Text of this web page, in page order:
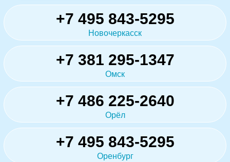
+7 495 843-5295
Новочеркасск
+7 381 295-1347
Омск
+7 486 225-2640
Орёл
+7 495 843-5295
Оренбург